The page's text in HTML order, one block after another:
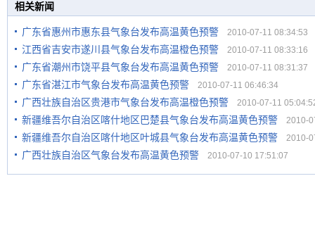
相关新闻
广东省惠州市惠东县气象台发布高温黄色预警 2010-07-11 08:34:53
江西省吉安市遂川县气象台发布高温橙色预警 2010-07-11 08:33:16
广东省潮州市饶平县气象台发布高温黄色预警 2010-07-11 08:31:37
广东省湛江市气象台发布高温黄色预警 2010-07-11 06:46:34
广西壮族自治区贵港市气象台发布高温橙色预警 2010-07-11
新疆维吾尔自治区喀什地区巴楚县气象台发布高温黄色预警 2010-
新疆维吾尔自治区喀什地区叶城县气象台发布高温黄色预警 2010-
广西壮族自治区气象台发布高温黄色预警 2010-07-10 17:51:07